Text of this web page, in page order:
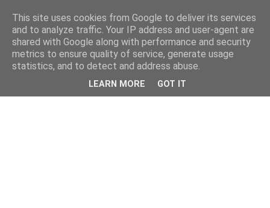
This site uses cookies from Google to deliver its services
and to analyze traffic. Your IP address and user-agent are
shared with Google along with performance and security
metrics to ensure quality of service, generate usage
statistics, and to detect and address abuse.
LEARN MORE GOT IT